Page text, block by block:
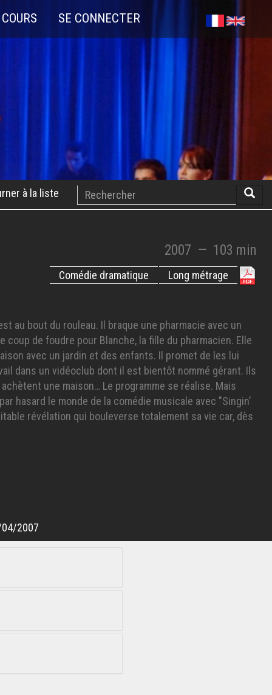
SE CONNECTER
à la liste
Rechercher
2007 — 103 min
Long métrage
Comédie dramatique
au bout du rouleau. Il braque une pharmacie avec un
coup de foudre pour Blanche, la fille du pharmacien. Elle
avec un jardin et des enfants. Il promet de les lui
dans un vidéoclub dont il est bientôt nommé gérant. Ils
une maison… Le programme se réalise. Mais
hasard le monde de la comédie musicale avec "Singin’
révélation qui bouleverse totalement sa vie car, dès
qu’une obsession: devenir danseur de claquettes. Mais
dire à Blanche. Tournant le dos à son bonheur tranquille,
de claquettes et délaisse peu à peu, femme, enfant
casting pour « le monde merveilleux de Broadway »,
2007